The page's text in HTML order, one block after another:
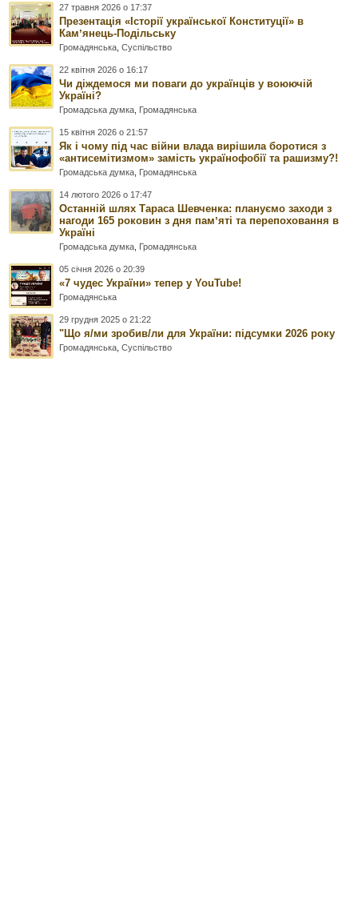
27 травня 2026 о 17:37
Презентація «Історії української Конституції» в
Камʼянець-Подільську
Громадянська ,Суспільство
22 квітня 2026 о 16:17
Чи діждемося ми поваги до українців у воюючій
Україні?
Громадська думка Громадянська
15 квітня 2026 о 21:57
Як і чому під час війни влада вирішила боротися з
«антисемітизмом» замість українофобії та рашизму?!
Громадська думка Громадянська
14 лютого 2026 о 17:47
Останній шлях Тараса Шевченка: плануємо заходи з
нагоди 165 роковин з дня памʼяті та перепоховання в
Україні
Громадська думка Громадянська
05 січня 2026 о 20:39
«7 чудес України» тепер у YouTube!
Громадянська
29 грудня 2025 о 21:22
"Що я/ми зробив/ли для України: підсумки 2026 року
Громадянська ,Суспільство